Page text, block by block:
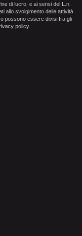
di lucro, e ai sensi del L.n.
allo svolgimento delle attività
possono essere divisi fra gli
policy.